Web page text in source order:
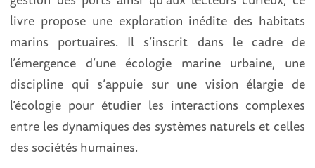
livre propose une exploration inédite des habitats
marins portuaires. Il s’inscrit dans le cadre de
l’émergence d’une écologie marine urbaine, une
discipline qui s’appuie sur une vision élargie de
l’écologi e pour étudier les interactions complexes
entre les dynamiques des systèmes naturels et celles
des sociétés humaines.